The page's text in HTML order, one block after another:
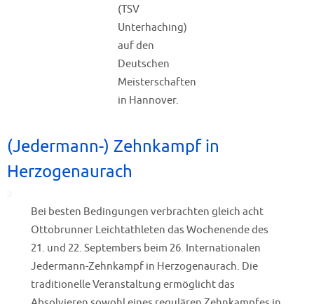
(TSV
Unterhaching)
auf den
Deutschen
Meisterschaften
in Hannover.
(Jedermann-) Zehnkampf in
Herzogenaurach
Bei besten Bedingungen verbrachten gleich acht
Ottobrunner Leichtathleten das Wochenende des
21. und 22. Septembers beim 26. Internationalen
Jedermann-Zehnkampf in Herzogenaurach. Die
traditionelle Veranstaltung ermöglicht das